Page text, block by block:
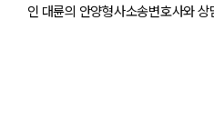
인 대륜의 안양형사소송변호사와